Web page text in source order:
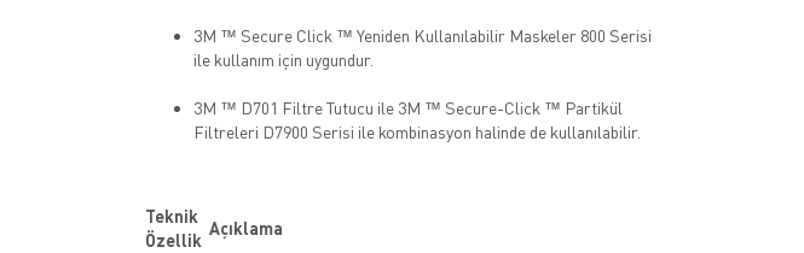
3M ™ Secure Click ™ Yeniden Kullanılabilir Maskeler 800 Serisi
ile kullanım için uygundur.
3M ™ D701 Filtre Tutucu ile 3M ™ Secure-Click ™ Partikül
Filtreleri D7900 Serisi ile kombinasyon halinde de kullanılabilir.
Teknik
Özellik
Açıklama